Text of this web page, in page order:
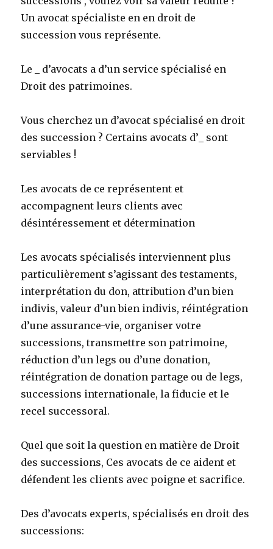
Un avocat spécialiste en en droit de
succession vous représente.
Le _ d’avocats a d’un service spécialisé en
Droit des patrimoines.
Vous cherchez un d’avocat spécialisé en droit
des succession ? Certains avocats d’_ sont
serviables !
Les avocats de ce représentent et
accompagnent leurs clients avec
désintéressement et détermination
Les avocats spécialisés interviennent plus
particulièrement s’agissant des testaments,
interprétation du don, attribution d’un bien
indivis, valeur d’un bien indivis, réintégration
d’une assurance-vie, organiser votre
successions, transmettre son patrimoine,
réduction d’un legs ou d’une donation,
réintégration de donation partage ou de legs,
successions internationale, la fiducie et le
recel successoral.
Quel que soit la question en matière de Droit
des successions, Ces avocats de ce aident et
défendent les clients avec poigne et sacrifice.
Des d’avocats experts, spécialisés en droit des
successions: